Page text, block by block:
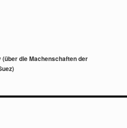
die Machenschaften der